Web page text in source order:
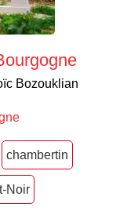
Bozouklian
chambertin
Noir